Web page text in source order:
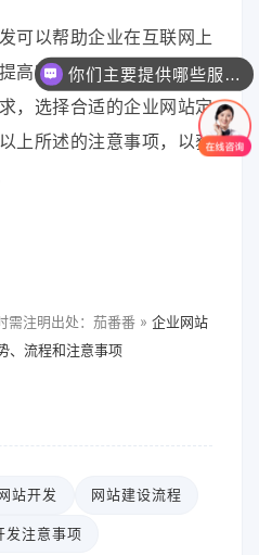
可以帮助企业在互联网上
高客户满意度和转化率。
，选择合适的企业网站定
上所述的注意事项，以获
需注明出处：茄番番 » 企业网站
、流程和注意事项
站开发 网站建设流程
发注意事项
你们主要提供哪些服务？可以根据需求定制吗？